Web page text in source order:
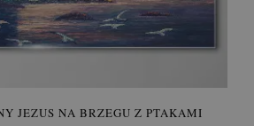
JEZUS NA BRZEGU Z PTAKAMI